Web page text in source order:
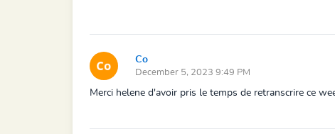
Co
December 5, 2023 9:49 PM
Merci helene d'avoir pris le temps de retranscrire ce